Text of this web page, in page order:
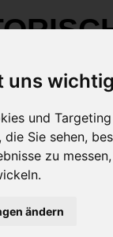
uns
und
Sie sehen,
zu
ändern
NA-QK